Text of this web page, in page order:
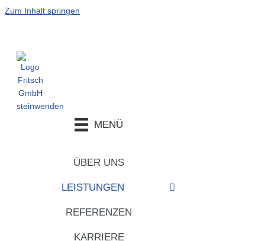
Zum Inhalt springen
MENÜ
ÜBER UNS
LEISTUNGEN
REFERENZEN
KARRIERE